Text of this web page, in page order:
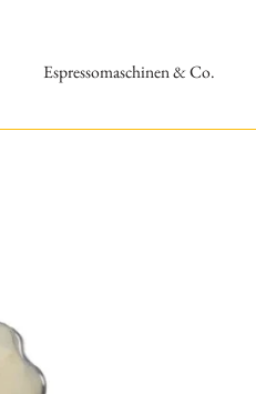
Espressomaschinen & Co.